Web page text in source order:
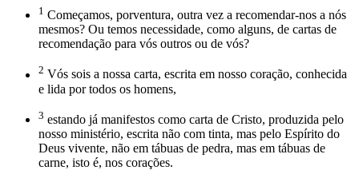
1 Começamos, porventura, outra vez a recomendar-nos a nós
mesmos? Ou temos necessidade, como alguns, de cartas de
recomendação para vós outros ou de vós?
2 Vós sois a nossa carta, escrita em nosso coração, conhecida
e lida por todos os homens,
3 estando já manifestos como carta de Cristo, produzida pelo
nosso ministério, escrita não com tinta, mas pelo Espírito do
Deus vivente, não em tábuas de pedra, mas em tábuas de
carne, isto é, nos corações.